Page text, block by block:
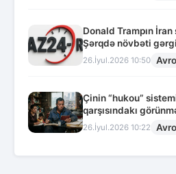
Donald Trampın
Şərqdə növbəti
26.İyul.2026 10:50
Çinin “hukou”
qarşısındakı
26.İyul.2026 10:22